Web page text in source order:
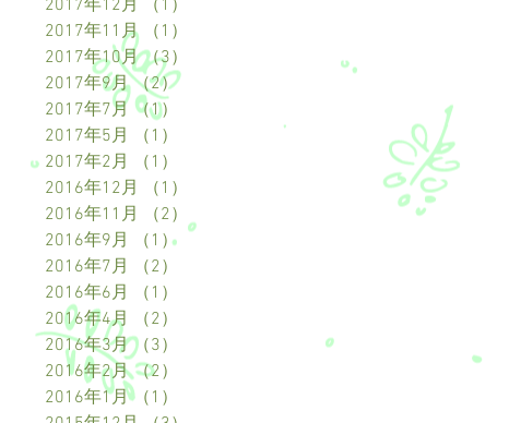
2017年12月
（1）
2017年11月
（1）
2017年10月 （3）
2017年9月 （2）2件の記事
2017年7月 （1）
2017年5月
（1）
2017年2月
（1）
2016年12月
（1）
2016年11月
（2）
2016年9月
（1）
2016年7月
（2）
2016年6月
（1）
2016年4月
（2）
2016年3月 （3）
2016年2月 （2）
2016年1月 （1）